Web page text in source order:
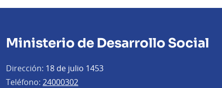
Ministerio de Desarrollo Social
Dirección: 18 de julio 1453
Teléfono: 24000302